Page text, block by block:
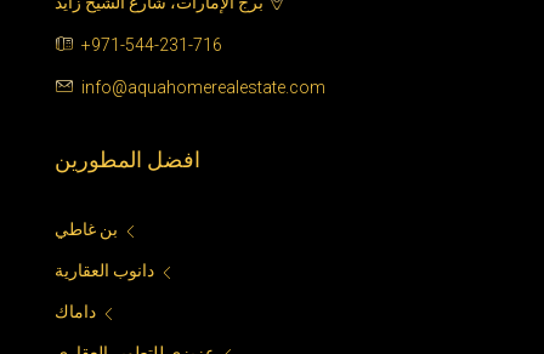
+971-544-231-716
info@aquahomerealestate.com
افضل المطورين
بن غاطي
دانوب العقارية
داماك